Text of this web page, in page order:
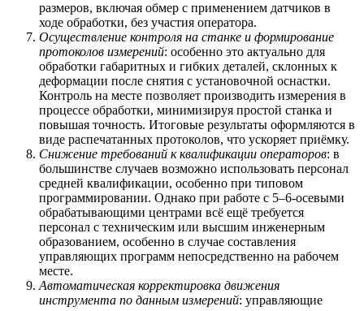
размеров, включая обмер с применением датчиков в
ходе обработки, без участия оператора.
Осуществление контроля на станке и формирование
протоколов измерений: особенно это актуально для
обработки габаритных и гибких деталей, склонных к
деформации после снятия с установочной оснастки.
Контроль на месте позволяет производить измерения в
процессе обработки, минимизируя простой станка и
повышая точность. Итоговые результаты оформляются в
виде распечатанных протоколов, что ускоряет приёмку.
Снижение требований к квалификации операторов: в
большинстве случаев возможно использовать персонал
средней квалификации, особенно при типовом
программировании. Однако при работе с 5–6-осевыми
обрабатывающими центрами всё ещё требуется
персонал с техническим или высшим инженерным
образованием, особенно в случае составления
управляющих программ непосредственно на рабочем
месте.
Автоматическая корректировка движения
инструмента по данным измерений: управляющие